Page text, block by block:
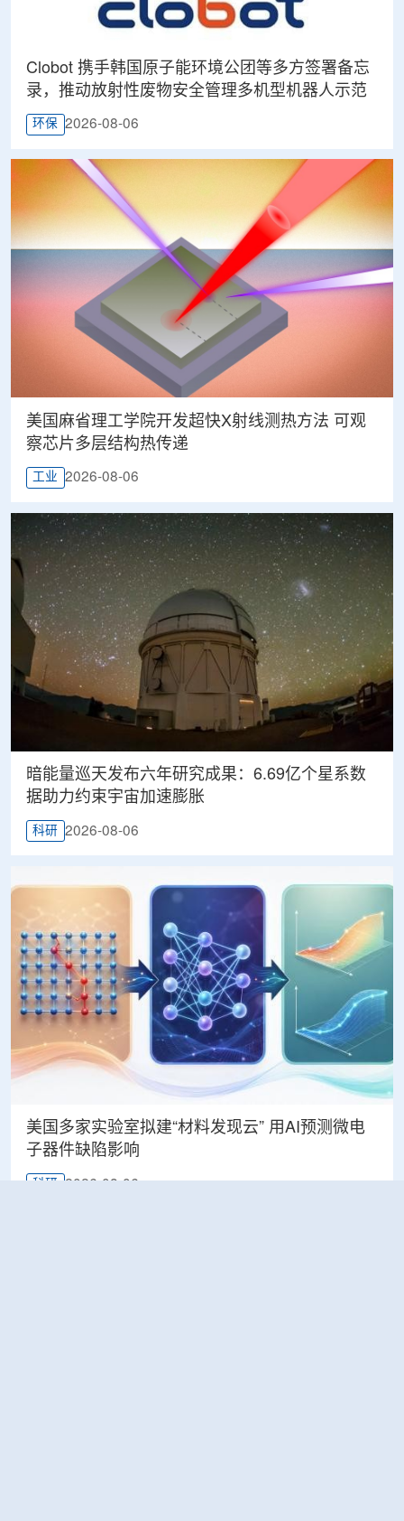
Clobot 携手韩国原子能环境公团等多方签署备忘
录，推动放射性废物安全管理多机型机器人示范
环保 2026-08-06
美国麻省理工学院开发超快X射线测热方法 可观
察芯片多层结构热传递
工业 2026-08-06
暗能量巡天发布六年研究成果：6.69亿个星系数
据助力约束宇宙加速膨胀
科研 2026-08-06
美国多家实验室拟建“材料发现云” 用AI预测微电
子器件缺陷影响
科研 2026-08-06